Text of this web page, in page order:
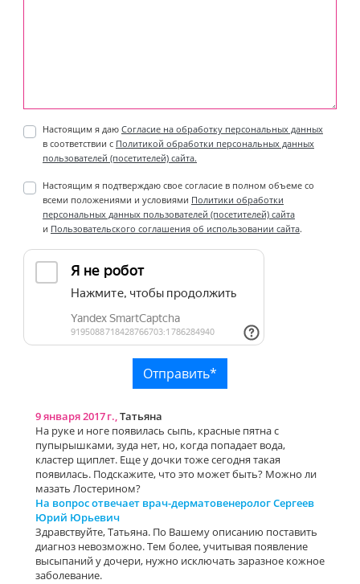
Настоящим я даю Согласие на обработку персональных данных
в соответствии с Политикой обработки персональных данных
пользователей (посетителей) сайта.
Настоящим я подтверждаю свое согласие в полном объеме со
всеми положениями и условиями Политики обработки
персональных данных пользователей (посетителей) сайта
и Пользовательского соглашения об использовании сайта.
9 января 2017 г.,Татьяна
На руке и ноге появилась сыпь, красные пятна с
пупырышками, зуда нет, но, когда попадает вода,
кластер щиплет. Еще у дочки тоже сегодня такая
появилась. Подскажите, что это может быть? Можно ли
мазать Лостерином?
На вопрос отвечает врач-дерматовенеролог Сергеев
Юрий Юрьевич
Здравствуйте, Татьяна. По Вашему описанию поставить
диагноз невозможно. Тем более, учитывая появление
высыпаний у дочери, нужно исключать заразное кожное
заболевание.